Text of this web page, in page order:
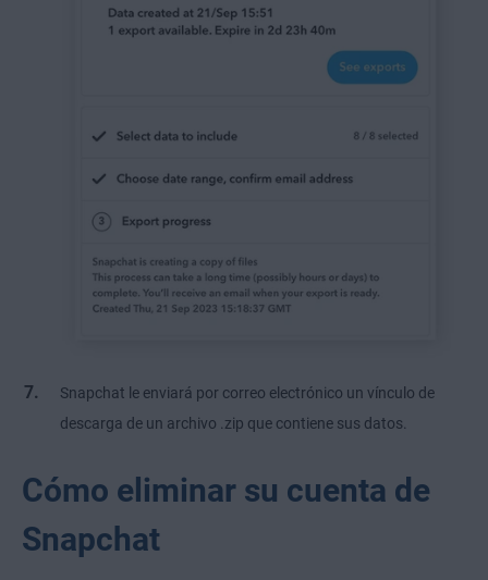
Snapchat le enviará por correo electrónico un vínculo de
descarga de un archivo .zip que contiene sus datos.
Cómo eliminar su cuenta de
Snapchat